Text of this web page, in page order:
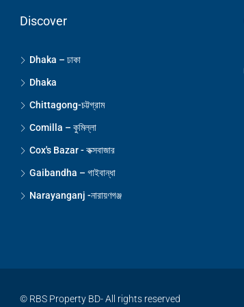
Discover
Dhaka – ঢাকা
Dhaka
Chittagong-চট্টগ্রাম
Comilla – কুমিল্লা
Cox's Bazar - কক্সবাজার
Gaibandha – গাইবান্ধা
Narayanganj -নারায়ণগঞ্জ
© RBS Property BD- All rights reserved